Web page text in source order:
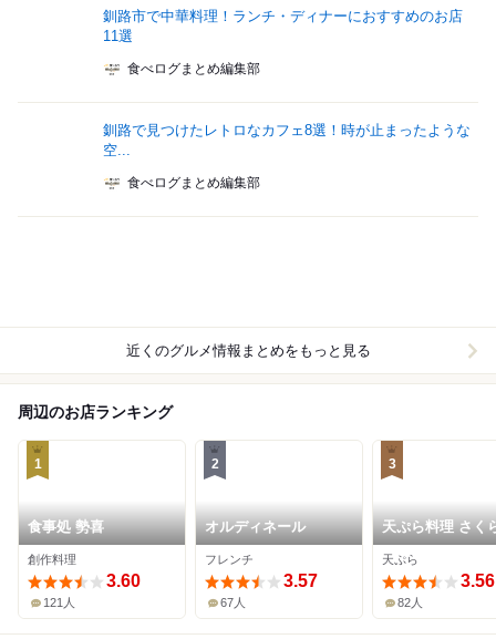
釧路市で中華料理！ランチ・ディナーにおすすめのお店
11選
食べログまとめ編集部
釧路で見つけたレトロなカフェ8選！時が止まったような
空...
食べログまとめ編集部
近くのグルメ情報まとめをもっと見る
周辺のお店ランキング
1
食事処 勢喜
創作料理
3.60
121人
2
オルディネール
フレンチ
3.57
67人
3
天ぷら料理 さく
天ぷら
3.56
82人